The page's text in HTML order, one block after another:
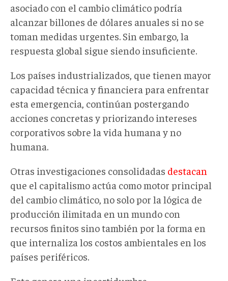
asociado con el cambio climático podría
alcanzar billones de dólares anuales si no se
toman medidas urgentes. Sin embargo, la
respuesta global sigue siendo insuficiente.
Los países industrializados, que tienen mayor
capacidad técnica y financiera para enfrentar
esta emergencia, continúan postergando
acciones concretas y priorizando intereses
corporativos sobre la vida humana y no
humana.
Otras investigaciones consolidadas destacan
que el capitalismo actúa como motor principal
del cambio climático, no solo por la lógica de
producción ilimitada en un mundo con
recursos finitos sino también por la forma en
que internaliza los costos ambientales en los
países periféricos.